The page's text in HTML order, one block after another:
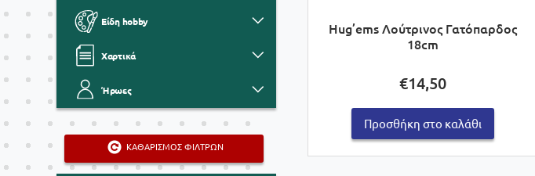
Hug’ems Λούτρινος Γατόπαρδος
18cm
€14,50
Προσθήκη στο καλάθι
Είδη hobby
Χαρτικά
Ήρωες
ΚΑΘΑΡΙΣΜΟΣ ΦΙΛΤΡΩΝ